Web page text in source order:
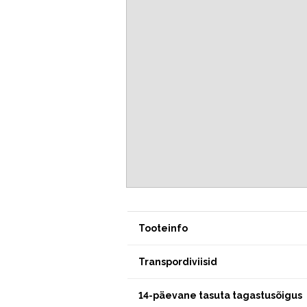
Tooteinfo
Transpordiviisid
14-päevane tasuta tagastusõigus